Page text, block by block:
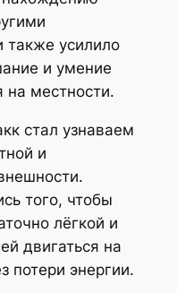
также усилило
и умение
на местности.
стал узнаваем
и
того, чтобы
лёгкой и
двигаться на
потери энергии.